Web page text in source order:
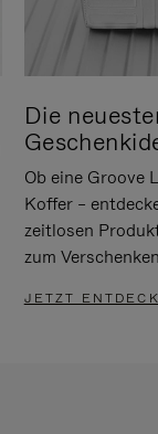
Die
Ob eine Groove
Koffer –
zeitlosen
zum
JETZT